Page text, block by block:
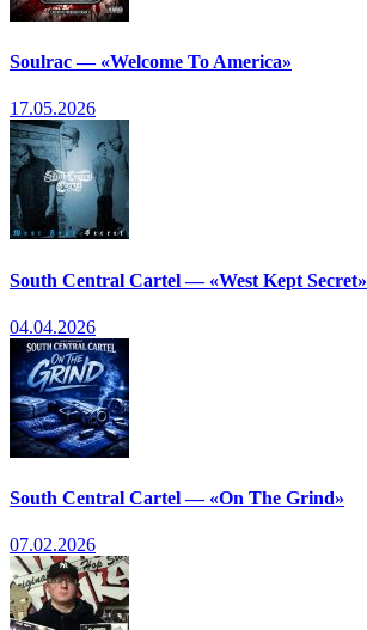
Soulrac — «Welcome To America»
17.05.2026
South Central Cartel — «West Kept Secret»
04.04.2026
South Central Cartel — «On The Grind»
07.02.2026